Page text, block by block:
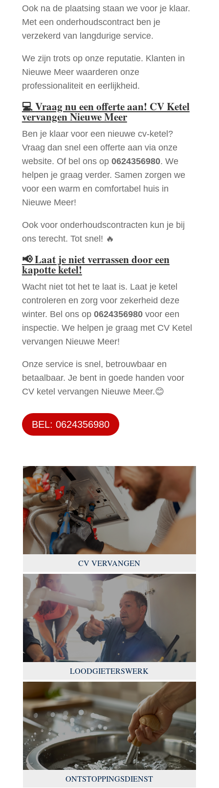
Ook na de plaatsing staan we voor je klaar.
Met een onderhoudscontract ben je
verzekerd van langdurige service.
We zijn trots op onze reputatie. Klanten in
Nieuwe Meer waarderen onze
professionaliteit en eerlijkheid.
💻Vraag nu een offerte aan! CV Ketel
vervangen Nieuwe Meer
Ben je klaar voor een nieuwe cv-ketel?
Vraag dan snel een offerte aan via onze
website. Of bel ons op 0624356980. We
helpen je graag verder. Samen zorgen we
voor een warm en comfortabel huis in
Nieuwe Meer!
Ook voor onderhoudscontracten kun je bij
ons terecht. Tot snel! 🔥
📢Laat je niet verrassen door een
kapotte ketel!
Wacht niet tot het te laat is. Laat je ketel
controleren en zorg voor zekerheid deze
winter. Bel ons op 0624356980voor een
inspectie. We helpen je graag met CV Ketel
vervangen Nieuwe Meer!
Onze service is snel, betrouwbaar en
betaalbaar. Je bent in goede handen voor
CV ketel vervangen Nieuwe Meer.😊
BEL: 0624356980
CV VERVANGEN
LOODGIETERSWERK
ONTSTOPPINGSDIENST